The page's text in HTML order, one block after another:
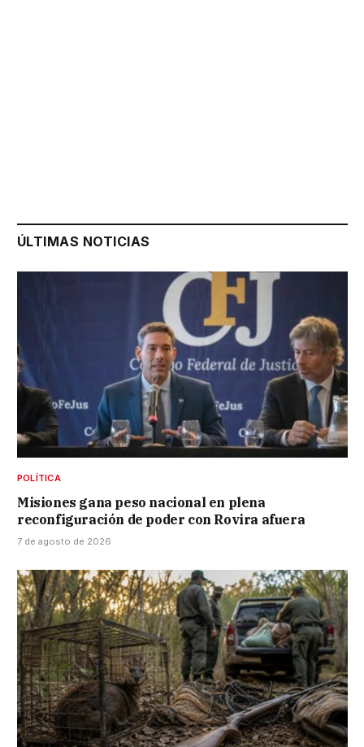
ÚLTIMAS NOTICIAS
POLÍTICA
Misiones gana peso nacional en plena
reconfiguración de poder con Rovira afuera
7 de agosto de 2026